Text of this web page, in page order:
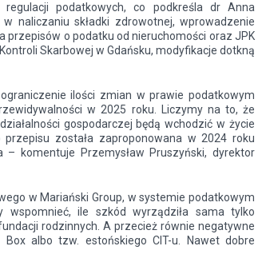
podatkowych, co podkreśla dr Anna
naliczaniu składki zdrowotnej, wprowadzenie
przepisów o podatku od nieruchomości oraz JPK
Skarbowej w Gdańsku, modyfikacje dotkną
ilości zmian w prawie podatkowym
w 2025 roku. Liczymy na to, że
gospodarczej będą wchodzić w życie
została zaproponowana w 2024 roku
komentuje Przemysław Pruszyński, dyrektor
w Mariański Group, w systemie podatkowym
wspomnieć, ile szkód wyrządziła sama tylko
rodzinnych. A przecież równie negatywne
albo tzw. estońskiego CIT-u. Nawet dobre